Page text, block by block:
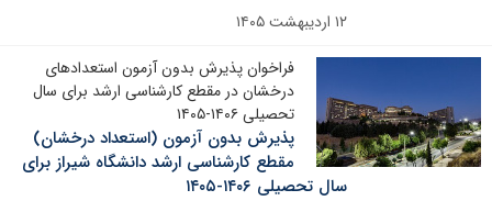
۱۲ اردیبهشت ۱۴۰۵
فراخوان پذیرش بدون آزمون استعدادهای
درخشان در مقطع کارشناسی ارشد برای سال
تحصیلی ۱۴۰۶-۱۴۰۵
پذیرش بدون آزمون (استعداد درخشان)
مقطع کارشناسی ارشد دانشگاه شیراز برای
سال تحصیلی ۱۴۰۶-۱۴۰۵